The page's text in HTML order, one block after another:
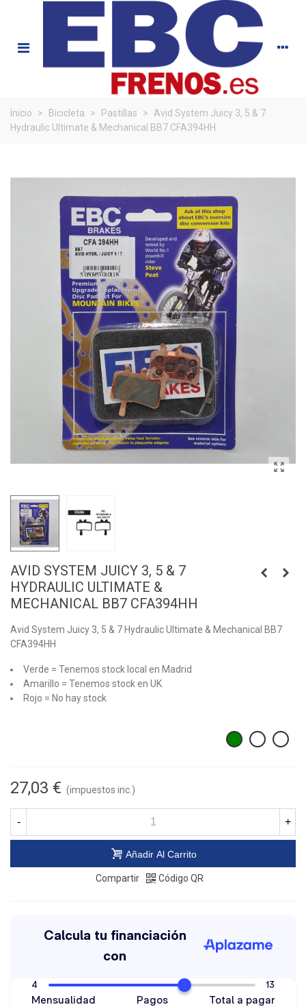
Inicio > Bicicleta > Pastillas >
Avid System Juicy 3, 5 & 7
Hydraulic Ultimate & Mechanical BB7 CFA394HH
AVID SYSTEM JUICY 3, 5 & 7
HYDRAULIC ULTIMATE &
MECHANICAL BB7 CFA394HH
Avid System Juicy 3, 5 & 7 Hydraulic Ultimate & Mechanical BB7
CFA394HH
Verde = Tenemos stock local en Madrid
Amarillo = Tenemos stock en UK
Rojo = No hay stock
27,03 € (impuestos inc.)
- +
Añadir Al Carrito
Compartir Código QR